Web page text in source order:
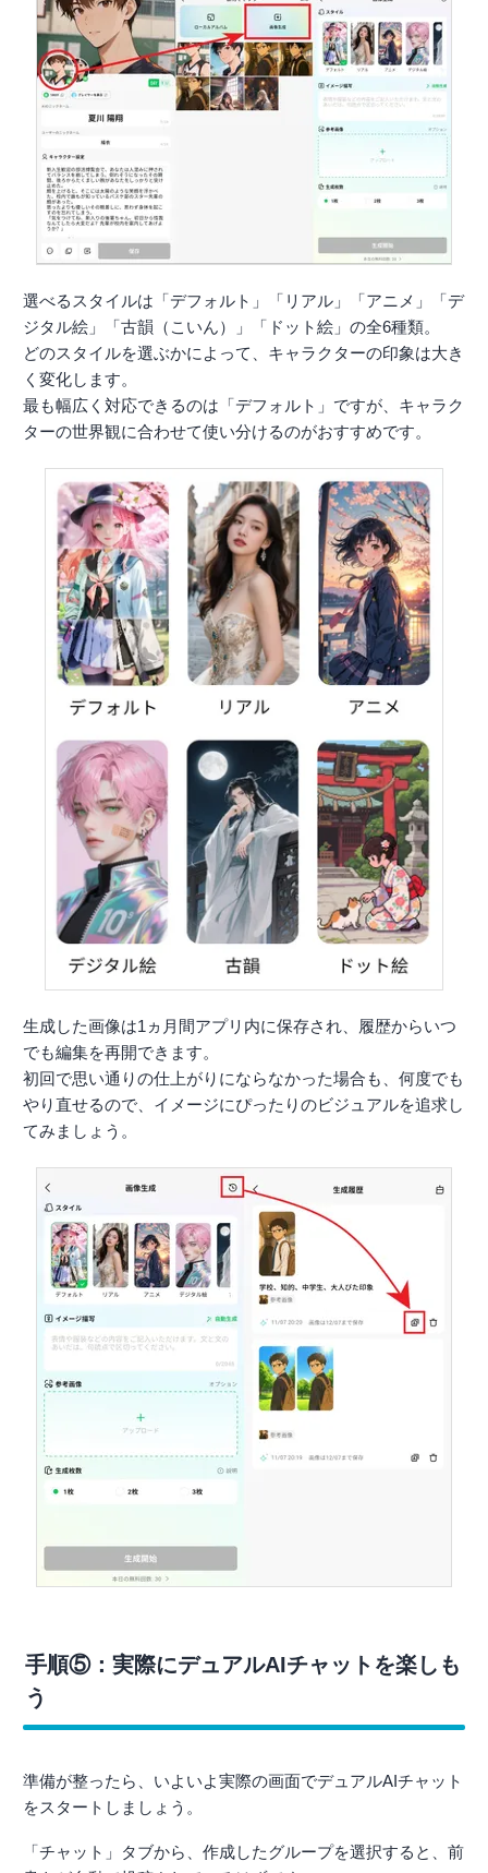
選べるスタイルは「デフォルト」「リアル」「アニメ」「デ
ジタル絵」「古韻（こいん）」「ドット絵」の全6種類。
どのスタイルを選ぶかによって、キャラクターの印象は大き
く変化します。
最も幅広く対応できるのは「デフォルト」ですが、キャラク
ターの世界観に合わせて使い分けるのがおすすめです。
生成した画像は1ヵ月間アプリ内に保存され、履歴からいつ
でも編集を再開できます。
初回で思い通りの仕上がりにならなかった場合も、何度でも
やり直せるので、イメージにぴったりのビジュアルを追求し
てみましょう。
手順⑤：実際にデュアルAIチャットを楽しも
う
準備が整ったら、いよいよ実際の画面でデュアルAIチャット
をスタートしましょう。
「チャット」タブから、作成したグループを選択すると、前